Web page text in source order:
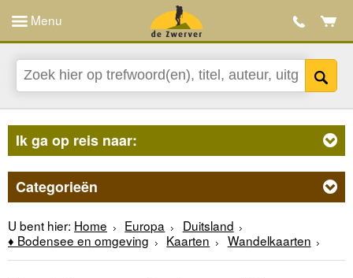
Menu
Ik ga op reis naar:
Categorieën
U bent hier: Home Europa
Duitsland
♦ Bodensee en omgeving
Kaarten Wandelkaarten